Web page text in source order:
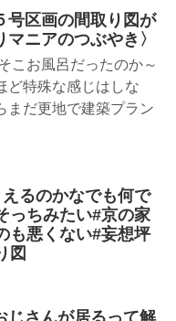
号区画の間取り図が
ニアのつぶやき〉
こお風呂だったのか～
ど特殊な感じはしな
まだ更地で建築プラン
るのかな️でも何で
っちみたい#京の家
も悪くない#妄想坪
図